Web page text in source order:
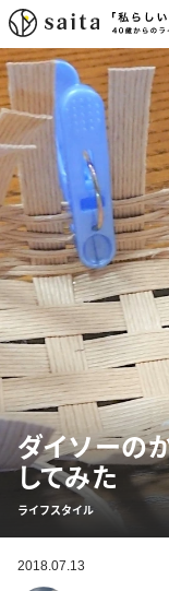
ダイソーの
してみた
ライフスタイル
2018.07.13